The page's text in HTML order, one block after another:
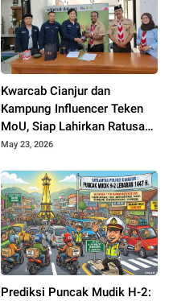
Kwarcab Cianjur dan
Kampung Influencer Teken
MoU, Siap Lahirkan Ratusan
Kreator Konten Edukatif
May 23, 2026
Prediksi Puncak Mudik H-2: